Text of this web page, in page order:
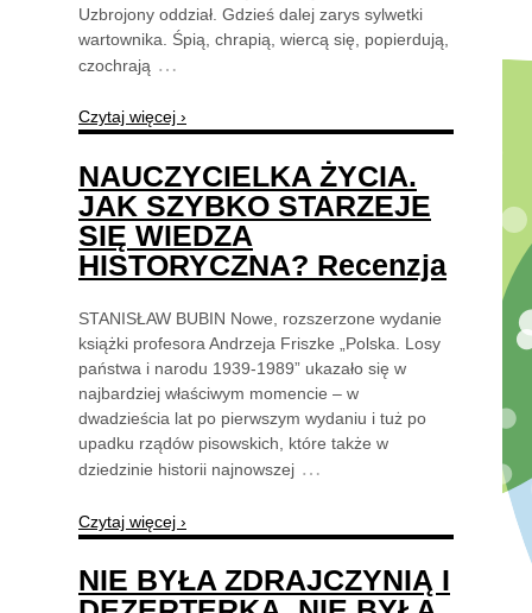
Uzbrojony oddział. Gdzieś dalej zarys sylwetki
wartownika. Śpią, chrapią, wiercą się, popierdują,
czochrają …
Czytaj więcej ›
NAUCZYCIELKA ŻYCIA.
JAK SZYBKO STARZEJE
SIĘ WIEDZA
HISTORYCZNA? Recenzja
STANISŁAW BUBIN Nowe, rozszerzone wydanie
książki profesora Andrzeja Friszke „Polska. Losy
państwa i narodu 1939-1989” ukazało się w
najbardziej właściwym momencie – w
dwadzieścia lat po pierwszym wydaniu i tuż po
upadku rządów pisowskich, które także w
dziedzinie historii najnowszej …
Czytaj więcej ›
NIE BYŁA ZDRAJCZYNIĄ I